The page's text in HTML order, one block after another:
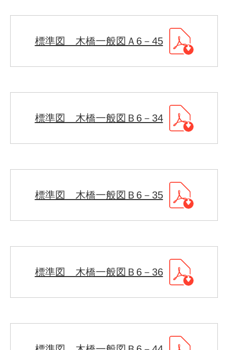
標準図 木橋一般図Ａ6－45
標準図 木橋一般図Ｂ6－34
標準図 木橋一般図Ｂ6－35
標準図 木橋一般図Ｂ6－36